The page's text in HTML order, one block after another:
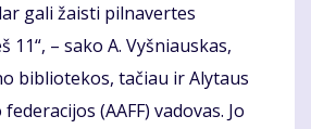
gali žaisti pilnavertes
11“, – sako A. Vyšniauskas,
bibliotekos, tačiau ir Alytaus
(AAFF) vadovas. Jo